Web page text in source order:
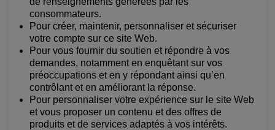
consommateurs.
Pour créer, maintenir, personnaliser et sécuriser
votre compte sur ce site Web.
Pour vous fournir du soutien et répondre à vos
demandes, notamment en enquêtant sur vos
préoccupations et en y répondant ainsi qu’en
contrôlant et en améliorant la réponse.
Pour personnaliser votre expérience sur le site Web
et vous proposer un contenu et des offres de
produits et de services adaptés à vos intérêts.